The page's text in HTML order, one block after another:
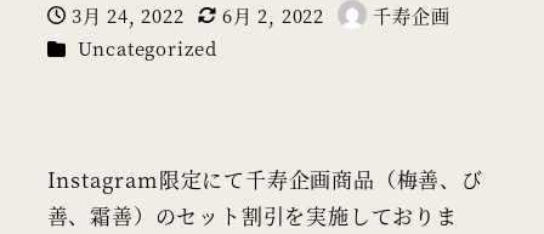
投稿日
3月 24, 2022
更新日
6月 2, 2022
著
千寿企画
カテゴリー
Uncategorized
Instagram限定にて千寿企画商品（梅善、び
善、霜善）のセット割引を実施しておりま